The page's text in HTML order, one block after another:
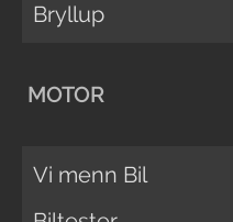
Bryllup
MOTOR
Vi menn Bil